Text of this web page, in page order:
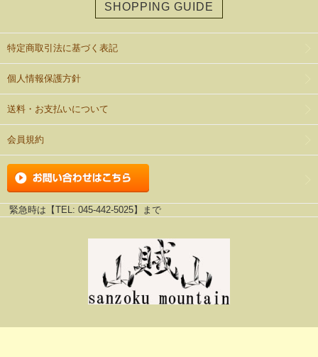
SHOPPING GUIDE
特定商取引法に基づく表記
個人情報保護方針
送料・お支払いについて
会員規約
緊急時は【TEL: 045-442-5025】まで